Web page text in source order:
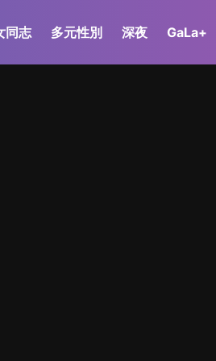
同志 多元性別 深夜 GaLa+